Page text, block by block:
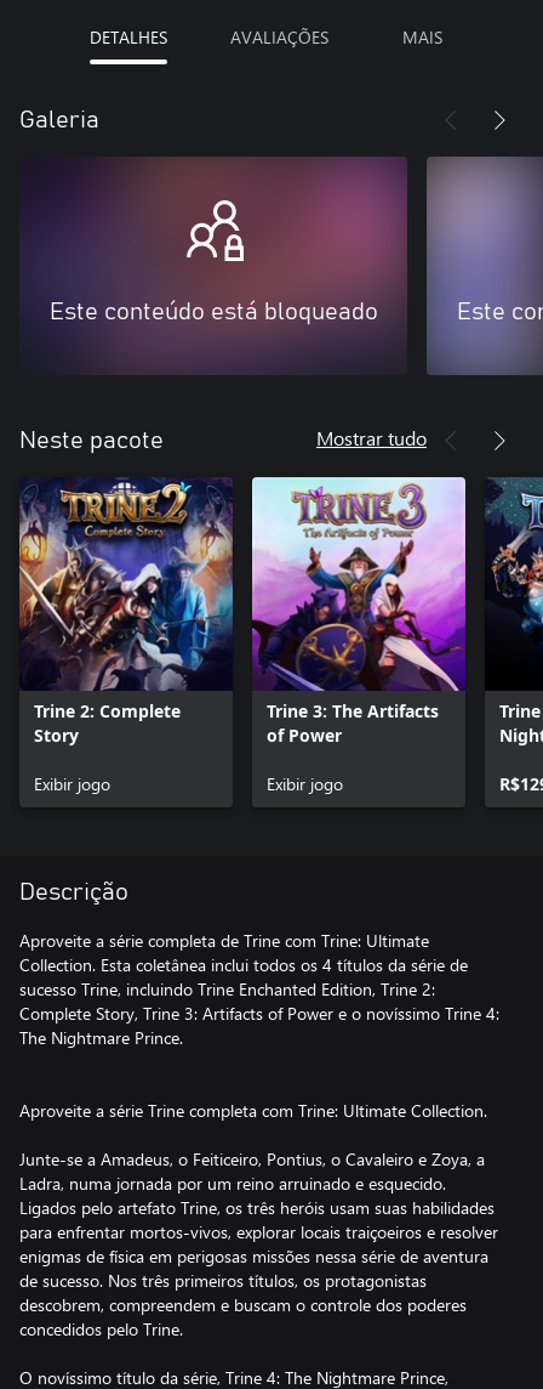
DETALHES AVALIAÇÕES MAIS
Galeria
Este conteúdo está bloqueado Este
Neste pacote Mostrar tudo
Trine 2: Complete
Story
Exibir jogo
Trine 3: The Artifacts
of Power
Exibir jogo
Descrição
Aproveite a série completa de Trine com Trine: Ultimate
Collection. Esta coletânea inclui todos os 4 títulos da série de
sucesso Trine, incluindo Trine Enchanted Edition, Trine 2:
Complete Story, Trine 3: Artifacts of Power e o novíssimo Trine 4:
The Nightmare Prince.
Aproveite a série Trine completa com Trine: Ultimate Collection.
Junte-se a Amadeus, o Feiticeiro, Pontius, o Cavaleiro e Zoya, a
Ladra, numa jornada por um reino arruinado e esquecido.
Ligados pelo artefato Trine, os três heróis usam suas habilidades
para enfrentar mortos-vivos, explorar locais traiçoeiros e resolver
enigmas de física em perigosas missões nessa série de aventura
de sucesso. Nos três primeiros títulos, os protagonistas
descobrem, compreendem e buscam o controle dos poderes
concedidos pelo Trine.
O novíssimo título da série, Trine 4: The Nightmare Prince,